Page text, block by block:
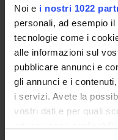
Noi e i nostri 1022
personali, ad esempio
tecnologie come i
alle informazioni sul
pubblicare annunci e
gli annunci e i
i servizi. Avete la
vostri dati e per quali
percorso formativo. Tali
disattivati.
Laurea
for Intelligent